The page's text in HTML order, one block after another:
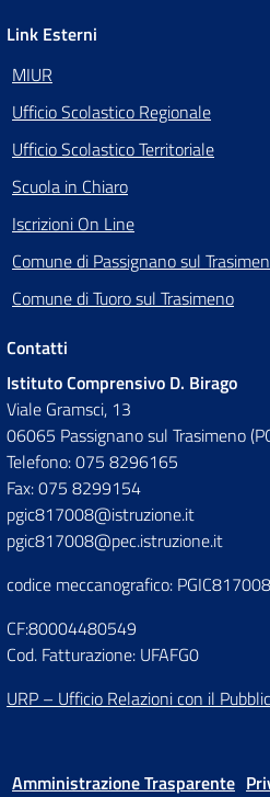
Link Esterni
MIUR
Ufficio Scolastico Regionale
Ufficio Scolastico Territoriale
Scuola in Chiaro
Iscrizioni On Line
Comune di Passignano sul
Comune di Tuoro sul Trasimeno
Contatti
Istituto Comprensivo D. Birago
Viale Gramsci, 13
06065 Passignano sul Trasimeno
Telefono: 075 8296165
Fax: 075 8299154
pgic817008@istruzione.it
pgic817008@pec.istruzione.it
codice meccanografico: PGIC817008
CF:80004480549
Cod. Fatturazione: UFAFG0
URP – Ufficio Relazioni con il
Amministrazione Trasparente